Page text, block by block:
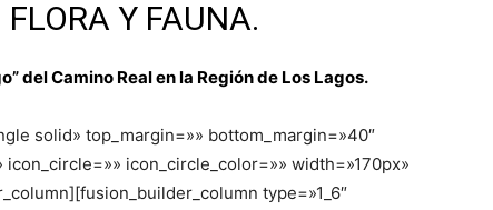
Y FAUNA.
del Camino Real en la Región de Los Lagos.
solid» top_margin=»» bottom_margin=»40″
icon_circle_color=»» width=»170px»
type=»1_6″